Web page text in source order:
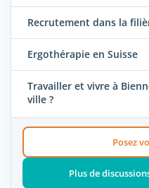
Recrutement dans la
Ergothérapie en Suisse
Travailler et vivre à
ville ?
Posez
Plus de